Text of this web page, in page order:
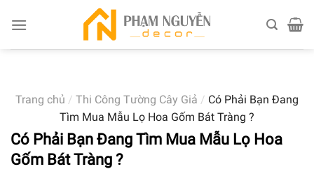
Trang chủ / Thi Công Tường Cây Giả / Có Phải Bạn Đang
Tìm Mua Mẫu Lọ Hoa Gốm Bát Tràng ?
Có Phải Bạn Đang Tìm Mua Mẫu Lọ Hoa
Gốm Bát Tràng ?